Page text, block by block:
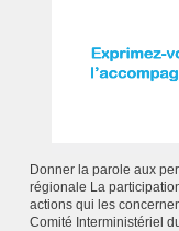
Donner la parole aux
régionale La
actions qui les
Comité Interministériel